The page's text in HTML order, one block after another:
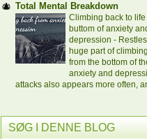
Total Mental Breakdown
Climbing back to life
buttom of anxiety
depression -
huge part of
from the bottom of
anxiety and
attacks also appears more often,
SØG I DENNE BLOG